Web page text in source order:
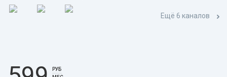
Ещё 6 каналов
РУБ